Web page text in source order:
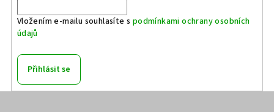
Vložením e-mailu souhlasíte s podmínkami ochrany osobních
údajů
Přihlásit se